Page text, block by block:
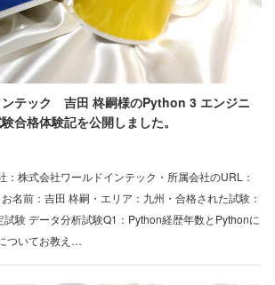
ンテック 吉田 柊嗣様のPython 3 エンジニ
合格体験記を公開しました。
株式会社ワールドインテック・所属会社のURL：
名前：吉田 柊嗣・エリア：九州・合格された試験：
験 データ分析試験Q1：Python経歴年数とPythonに
ついてお教え…